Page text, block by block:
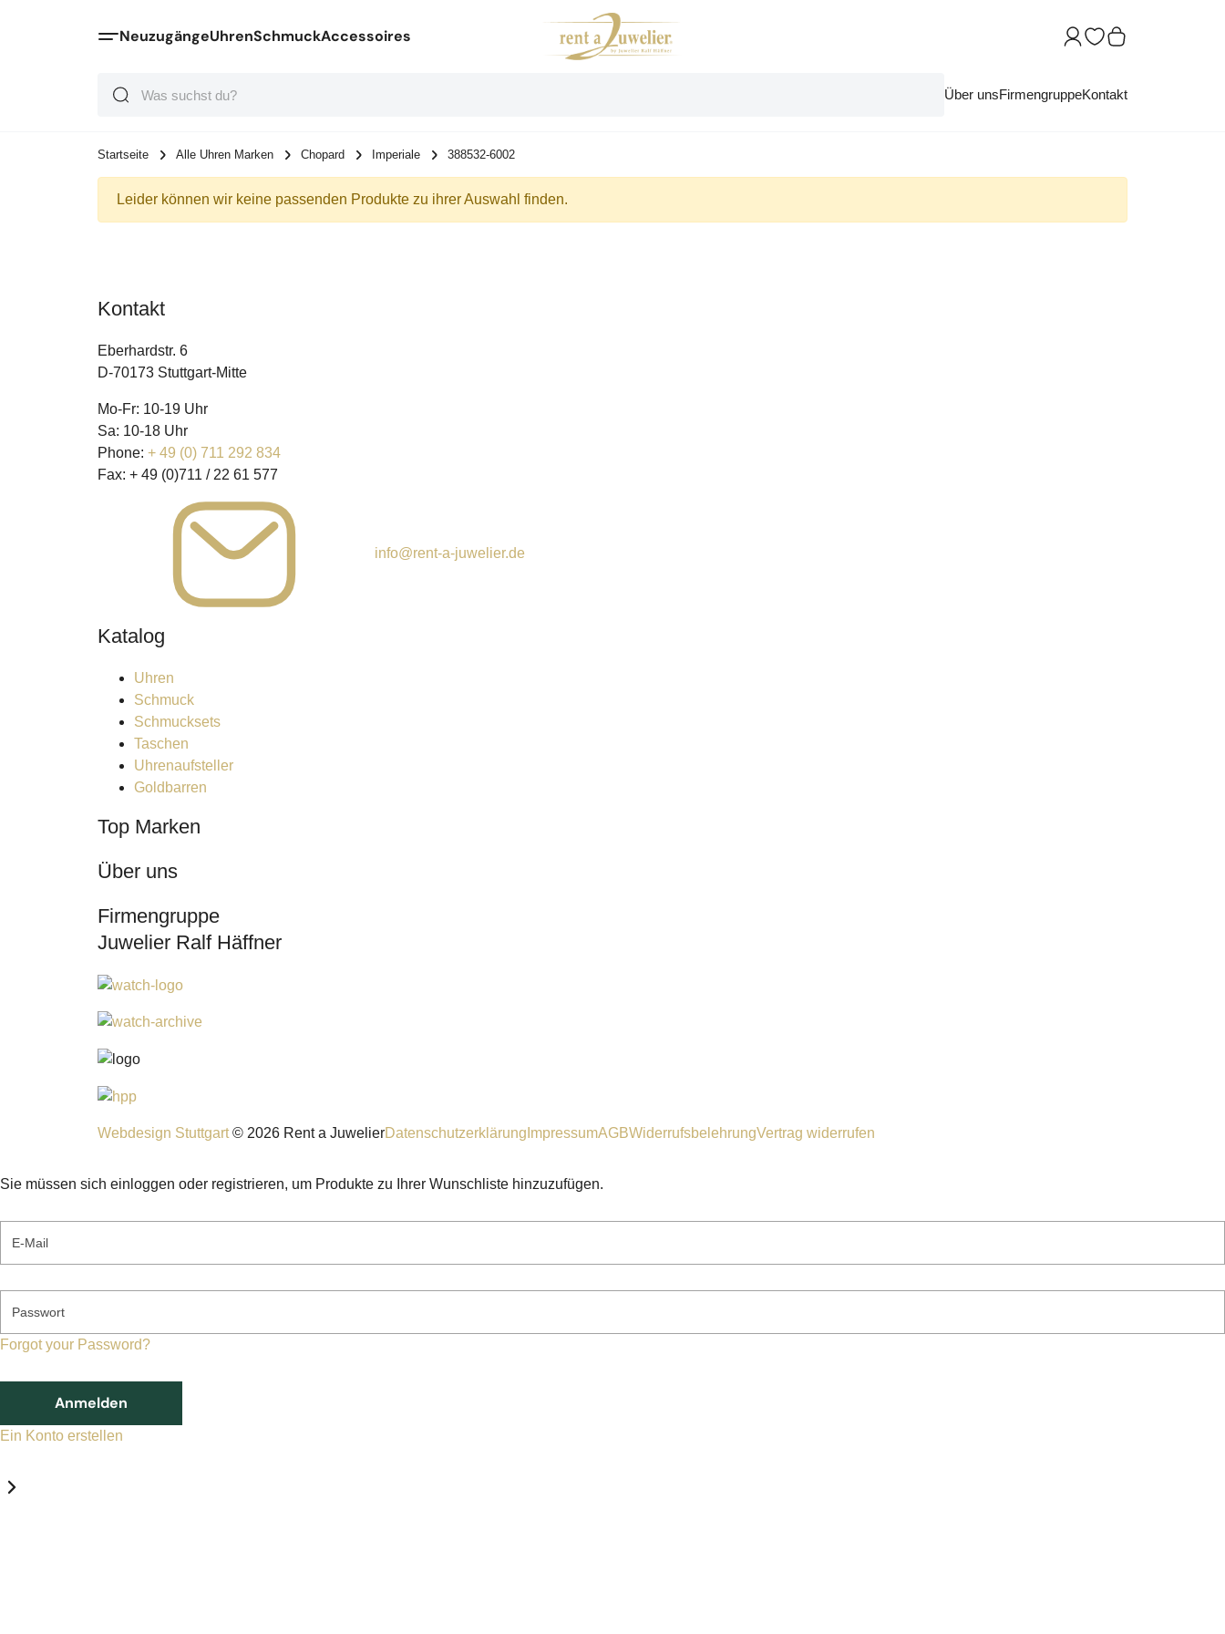
NeuzugängeUhrenSchmuckAccessoires
Suche
Über unsFirmengruppeKontakt
Startseite Alle Uhren Marken Chopard Imperiale 388532-6002
Leider können wir keine passenden Produkte zu ihrer Auswahl finden.
Kontakt
Eberhardstr. 6
D-70173 Stuttgart-Mitte
Mo-Fr: 10-19 Uhr
Sa: 10-18 Uhr
Phone: + 49 (0) 711 292 834
Fax: + 49 (0)711 / 22 61 577
info@rent-a-juwelier.de
Katalog
Uhren
Schmuck
Schmucksets
Taschen
Uhrenaufsteller
Goldbarren
Top Marken
Über uns
Firmengruppe
Juwelier Ralf Häffner
Webdesign Stuttgart © 2026 Rent a JuwelierDatenschutzerklärung ImpressumAGBWiderrufsbelehrungVertrag widerrufen
Sie müssen sich einloggen oder registrieren, um Produkte zu Ihrer Wunschliste hinzuzufügen.
E-Mail
Passwort
Forgot your Password?
Anmelden
Ein Konto erstellen